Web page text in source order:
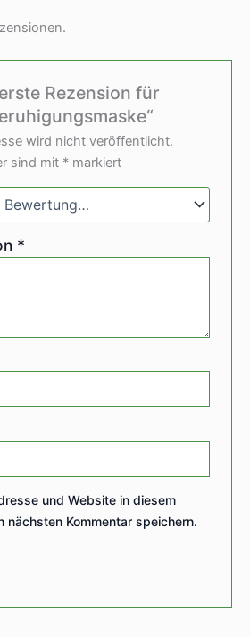
Rezension für
wird nicht veröffentlicht.
sind mit * markiert
*
und Website in diesem
nächsten Kommentar speichern.